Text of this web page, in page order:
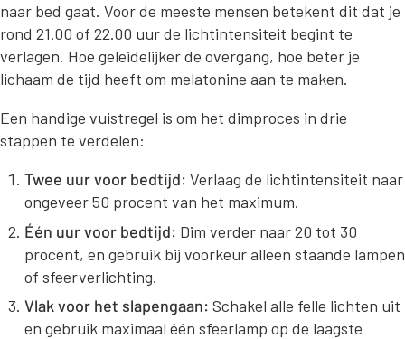
naar bed gaat. Voor de meeste mensen betekent dit dat je
rond 21.00 of 22.00 uur de lichtintensiteit begint te
verlagen. Hoe geleidelijker de overgang, hoe beter je
lichaam de tijd heeft om melatonine aan te maken.
Een handige vuistregel is om het dimproces in drie
stappen te verdelen:
Twee uur voor bedtijd: Verlaag de lichtintensiteit naar
ongeveer 50 procent van het maximum.
Één uur voor bedtijd: Dim verder naar 20 tot 30
procent, en gebruik bij voorkeur alleen staande lampen
of sfeerverlichting.
Vlak voor het slapengaan: Schakel alle felle lichten uit
en gebruik maximaal één sfeerlamp op de laagste